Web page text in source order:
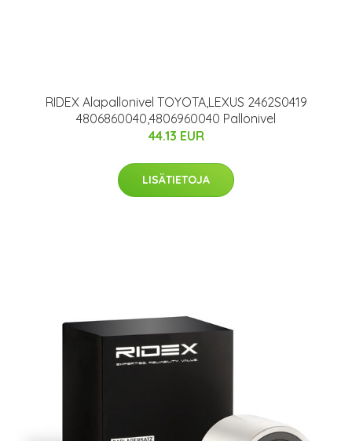
RIDEX Alapallonivel TOYOTA,LEXUS 2462S0419
4806860040,4806960040 Pallonivel
44.13 EUR
LISÄTIETOJA